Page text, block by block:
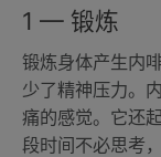
1 — 锻炼
锻炼身体产生内
少了精神压力。
痛的感觉。它还
段时间不必思考